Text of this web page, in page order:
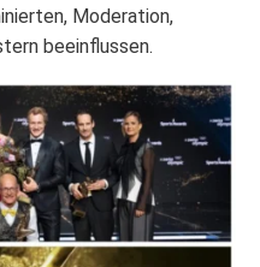
Moderation,
beeinflussen.